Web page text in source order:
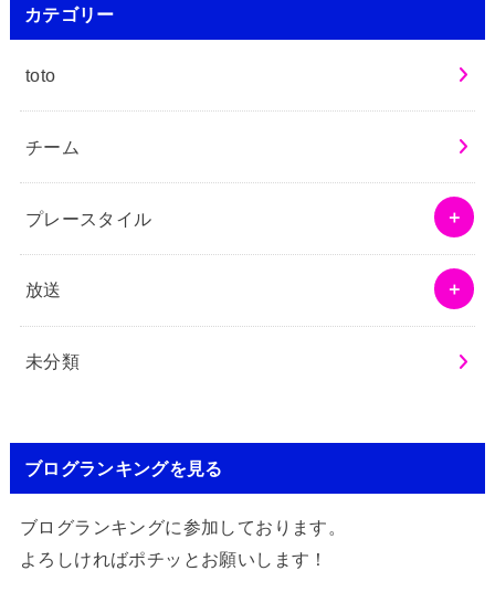
カテゴリー
toto
チーム
プレースタイル
放送
未分類
ブログランキングを見る
ブログランキングに参加しております。
よろしければポチッとお願いします！